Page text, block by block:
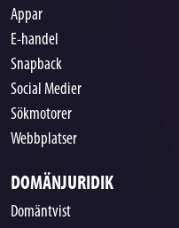
Appar
E-handel
Snapback
Social Medier
Sökmotorer
Webbplatser
DOMÄNJURIDIK
Domäntvist